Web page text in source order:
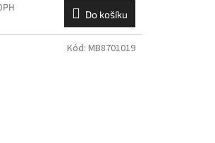
Do košíku
Kód: MB8701019